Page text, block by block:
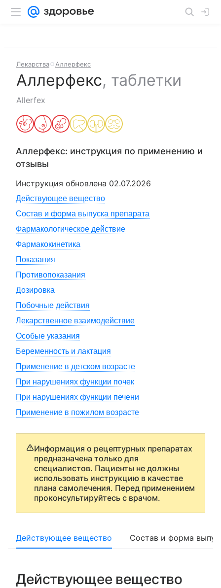
Лекарства Аллерфекс
Аллерфекс, таблетки
Allerfex
Аллерфекс: инструкция по применению и
отзывы
Инструкция обновлена 02.07.2026
Действующее вещество
Состав и форма выпуска препарата
Фармакологическое действие
Фармакокинетика
Показания
Противопоказания
Дозировка
Побочные действия
Лекарственное взаимодействие
Особые указания
Беременность и лактация
Применение в детском возрасте
При нарушениях функции почек
При нарушениях функции печени
Применение в пожилом возрасте
Информация о рецептурных препаратах
предназначена только для
специалистов. Пациенты не должны
использовать инструкцию в качестве
плана самолечения. Перед применением
проконсультируйтесь с врачом.
Действующее вещество Состав и форма
Действующее вещество